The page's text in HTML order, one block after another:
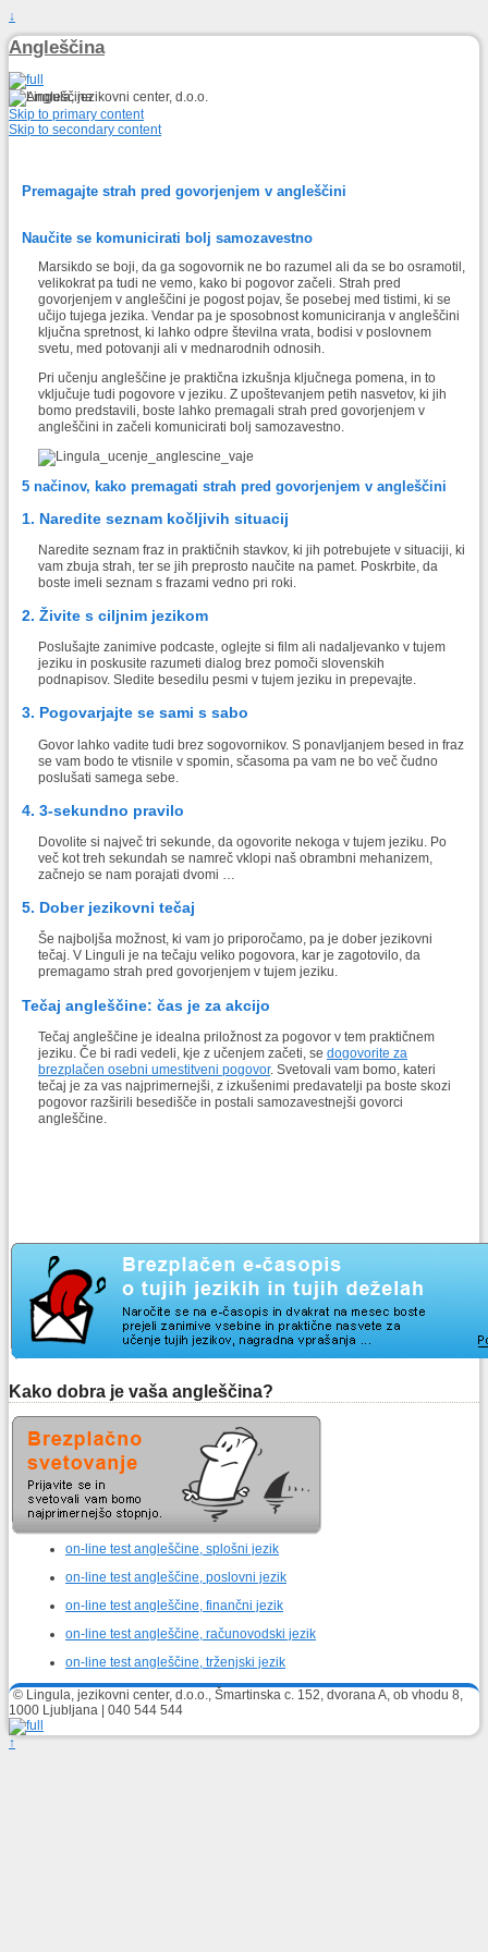
↓
Angleščina
Skip to primary content
Skip to secondary content
Premagajte strah pred govorjenjem v angleščini
Naučite se komunicirati bolj samozavestno
Marsikdo se boji, da ga sogovornik ne bo razumel ali da se bo osramotil,
velikokrat pa tudi ne vemo, kako bi pogovor začeli. Strah pred
govorjenjem v angleščini je pogost pojav, še posebej med tistimi, ki se
učijo tujega jezika. Vendar pa je sposobnost komuniciranja v angleščini
ključna spretnost, ki lahko odpre številna vrata, bodisi v poslovnem
svetu, med potovanji ali v mednarodnih odnosih.
Pri učenju angleščine je praktična izkušnja ključnega pomena, in to
vključuje tudi pogovore v jeziku. Z upoštevanjem petih nasvetov, ki jih
bomo predstavili, boste lahko premagali strah pred govorjenjem v
angleščini in začeli komunicirati bolj samozavestno.
5 načinov, kako premagati strah pred govorjenjem v angleščini
1. Naredite seznam kočljivih situacij
Naredite seznam fraz in praktičnih stavkov, ki jih potrebujete v situaciji, ki
vam zbuja strah, ter se jih preprosto naučite na pamet. Poskrbite, da
boste imeli seznam s frazami vedno pri roki.
2. Živite s ciljnim jezikom
Poslušajte zanimive podcaste, oglejte si film ali nadaljevanko v tujem
jeziku in poskusite razumeti dialog brez pomoči slovenskih
podnapisov. Sledite besedilu pesmi v tujem jeziku in prepevajte.
3. Pogovarjajte se sami s sabo
Govor lahko vadite tudi brez sogovornikov. S ponavljanjem besed in fraz
se vam bodo te vtisnile v spomin, sčasoma pa vam ne bo več čudno
poslušati samega sebe.
4. 3-sekundno pravilo
Dovolite si največ tri sekunde, da ogovorite nekoga v tujem jeziku. Po
več kot treh sekundah se namreč vklopi naš obrambni mehanizem,
začnejo se nam porajati dvomi …
5. Dober jezikovni tečaj
Še najboljša možnost, ki vam jo priporočamo, pa je dober jezikovni
tečaj. V Linguli je na tečaju veliko pogovora, kar je zagotovilo, da
premagamo strah pred govorjenjem v tujem jeziku.
Tečaj angleščine: čas je za akcijo
Tečaj angleščine je idealna priložnost za pogovor v tem praktičnem
jeziku. Če bi radi vedeli, kje z učenjem začeti, se dogovorite za
brezplačen osebni umestitveni pogovor. Svetovali vam bomo, kateri
tečaj je za vas najprimernejši, z izkušenimi predavatelji pa boste skozi
pogovor razširili besedišče in postali samozavestnejši govorci
angleščine.
Kako dobra je vaša angleščina?
on-line test angleščine, splošni jezik
on-line test angleščine, poslovni jezik
on-line test angleščine, finančni jezik
on-line test angleščine, računovodski jezik
on-line test angleščine, trženjski jezik
© Lingula, jezikovni center, d.o.o., Šmartinska c. 152, dvorana A, ob vhodu 8,
1000 Ljubljana | 040 544 544
↑